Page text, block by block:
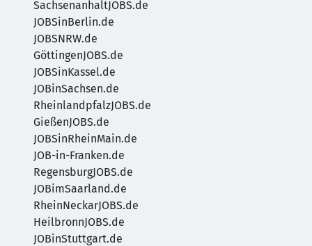
SachsenanhaltJOBS.de
JOBSinBerlin.de
JOBSNRW.de
GöttingenJOBS.de
JOBSinKassel.de
JOBinSachsen.de
RheinlandpfalzJOBS.de
GießenJOBS.de
JOBSinRheinMain.de
JOB-in-Franken.de
RegensburgJOBS.de
JOBimSaarland.de
RheinNeckarJOBS.de
HeilbronnJOBS.de
JOBinStuttgart.de